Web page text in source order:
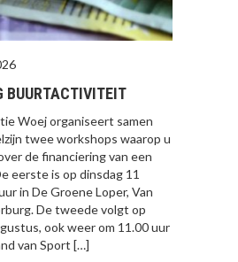
BUURTACTIVITEIT
Woej organiseert samen
twee workshops waarop u
de financiering van een
eerste is op dinsdag 11
in De Groene Loper, Van
De tweede volgt op
ook weer om 11.00 uur
van Sport […]